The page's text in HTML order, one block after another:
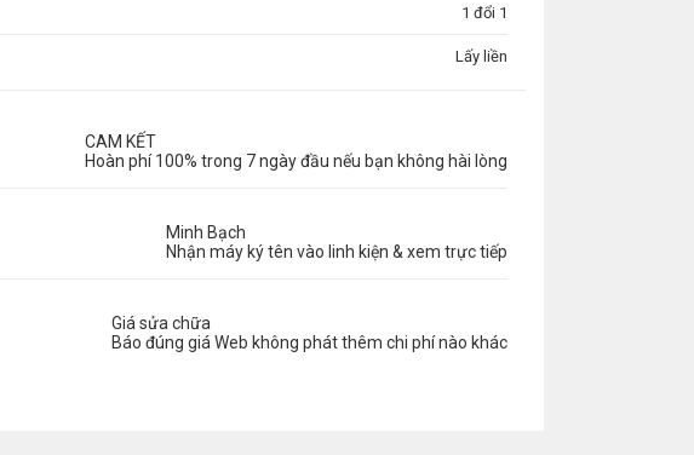
1 đổi 1
Lấy liền
CAM KẾT
Hoàn phí 100% trong 7 ngày đầu nếu bạn không hài lòng
Minh Bạch
Nhận máy ký tên vào linh kiện & xem trực tiếp
Giá sửa chữa
Báo đúng giá Web không phát thêm chi phí nào khác